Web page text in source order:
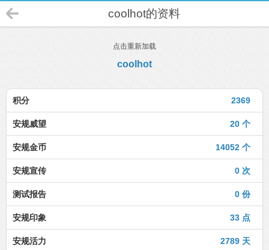
coolhot的资料
点击重新加载
coolhot
2369
积分
20 个
安规威望
14052 个
安规金币
0 次
安规宣传
0 份
测试报告
33 点
安规印象
2789 天
安规活力